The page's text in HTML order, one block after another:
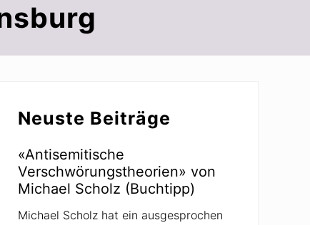
Neuste Beiträge
«Antisemitische
Verschwörungstheorien» von
Michael Scholz (Buchtipp)
Michael Scholz hat ein ausgesprochen